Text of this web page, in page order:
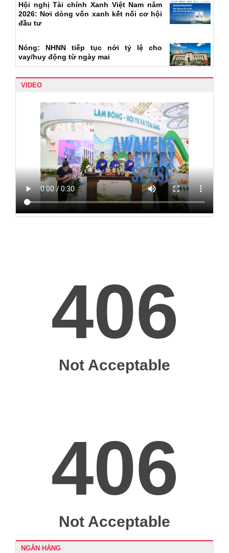
Hội nghị Tài chính Xanh Việt Nam năm
2026: Nơi dòng vốn xanh kết nối cơ hội
đầu tư
Nóng: NHNN tiếp tục nới tỷ lệ cho
vay/huy động từ ngày mai
VIDEO
NGÂN HÀNG